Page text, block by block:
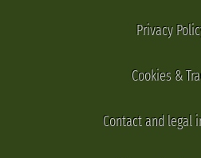
Privacy
Cookies &
Contact and legal